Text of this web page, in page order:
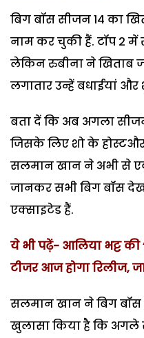
बिग बॉस सीजन 14 का
नाम कर चुकी हैं. टॉप 2 में
लेकिन रुबीना ने खिताब
लगातार उन्हें बधाईयां
बता दें कि अब अगला
जिसके लिए शो के
सलमान खान ने अभी से
जानकर सभी बिग बॉस
एक्साइटेड हैं.
ये भी पढ़ें- आलिया भट्ट की
टीजर आज होगा रिलीज,
सलमान खान ने बिग
खुलासा किया है कि